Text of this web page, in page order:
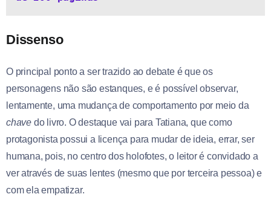
Dissenso
O principal ponto a ser trazido ao debate é que os
personagens não são estanques, e é possível observar,
lentamente, uma mudança de comportamento por meio da
chave do livro. O destaque vai para Tatiana, que como
protagonista possui a licença para mudar de ideia, errar, ser
humana, pois, no centro dos holofotes, o leitor é convidado a
ver através de suas lentes (mesmo que por terceira pessoa) e
com ela empatizar.